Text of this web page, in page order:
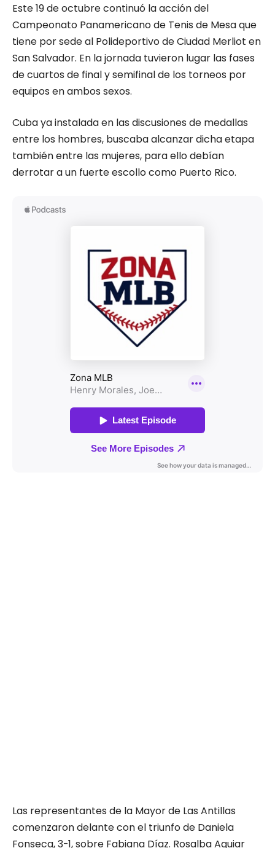
Este 19 de octubre continuó la acción del
Campeonato Panamericano de Tenis de Mesa que
tiene por sede al Polideportivo de Ciudad Merliot en
San Salvador. En la jornada tuvieron lugar las fases
de cuartos de final y semifinal de los torneos por
equipos en ambos sexos.
Cuba ya instalada en las discusiones de medallas
entre los hombres, buscaba alcanzar dicha etapa
también entre las mujeres, para ello debían
derrotar a un fuerte escollo como Puerto Rico.
Las representantes de la Mayor de Las Antillas
comenzaron delante con el triunfo de Daniela
Fonseca, 3-1, sobre Fabiana Díaz. Rosalba Aguiar